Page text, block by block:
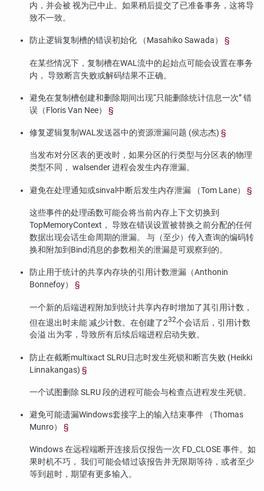
内，并会被 视为已中止。如果稍后提交了已准备事务，这将导
致不一致。
防止逻辑复制槽的错误初始化 （Masahiko Sawada） §
在某些情况下，复制槽在WAL流中的起始点可能会设置在事务
内， 导致断言失败或解码结果不正确。
避免在复制槽创建和删除期间出现“只能删除统计信息一次”错
误（Floris Van Nee） §
修复逻辑复制WAL发送器中的资源泄漏问题 (侯志杰) §
当发布对分区表的更改时，如果分区的行类型与分区表的物理
类型不同， walsender 进程会发生内存泄漏。
避免在处理通知或sinval中断后发生内存泄漏 （Tom Lane） §
这些事件的处理函数可能会将当前内存上下文切换到
TopMemoryContext， 导致在错误设置被替换之前分配的任何
数据出现会话生命周期的泄漏。 与（至少）传入查询的编码转
换和附加到Bind消息的参数相关的泄漏是可观察到的。
防止用于统计的共享内存块的引用计数泄漏（Anthonin
Bonnefoy） §
一个新的后端进程附加到统计共享内存时增加了其引用计数，
但在退出时未能 减少计数。在创建了232个会话后，引用计数
会溢 出为零，导致所有后续后端进程启动失败。
防止在截断multixact SLRU日志时发生死锁和断言失败 (Heikki
Linnakangas) §
一个试图删除 SLRU 段的进程可能会与检查点进程发生死锁。
避免可能遗漏Windows套接字上的输入结束事件 （Thomas
Munro） §
Windows 在远程端断开连接后仅报告一次 FD_CLOSE 事件。如
果时机不巧， 我们可能会错过该报告并无限期等待，或者至少
等到超时，期望有更多输入。